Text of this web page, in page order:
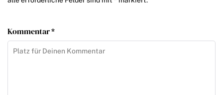
Kommentar *